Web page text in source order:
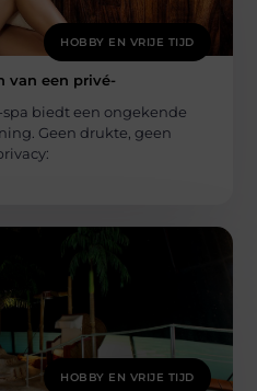
HOBBY EN VRIJE TIJD
van een privé-
biedt een ongekende
Geen drukte, geen
HOBBY EN VRIJE TIJD